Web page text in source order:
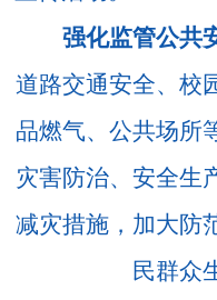
强化监管公共
道路交通安全、校
品燃气、公共场所
灾害防治、安全生
减灾措施，加大防
民群众